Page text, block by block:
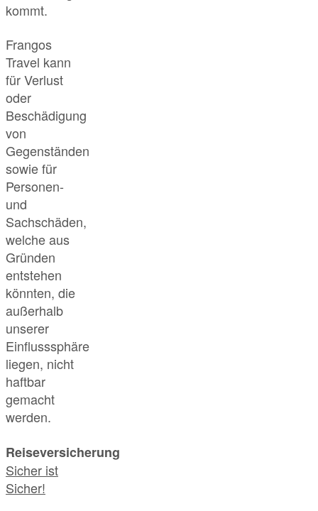
kommt.
Frangos
Travel kann
für Verlust
oder
Beschädigung
von
Gegenständen
sowie für
Personen-
und
Sachschäden,
welche aus
Gründen
entstehen
könnten, die
außerhalb
unserer
Einflusssphäre
liegen, nicht
haftbar
gemacht
werden.
Reiseversicherung
Sicher ist
Sicher!